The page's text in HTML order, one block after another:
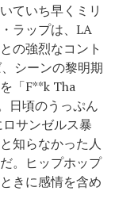
ていち早くミリ
ラップは、LA
の強烈なコント
シーンの黎明期
「F**k Tha
日頃のうっぷん
サンゼルス暴
知らなかった人
。ヒップホップ
きに感情を含め